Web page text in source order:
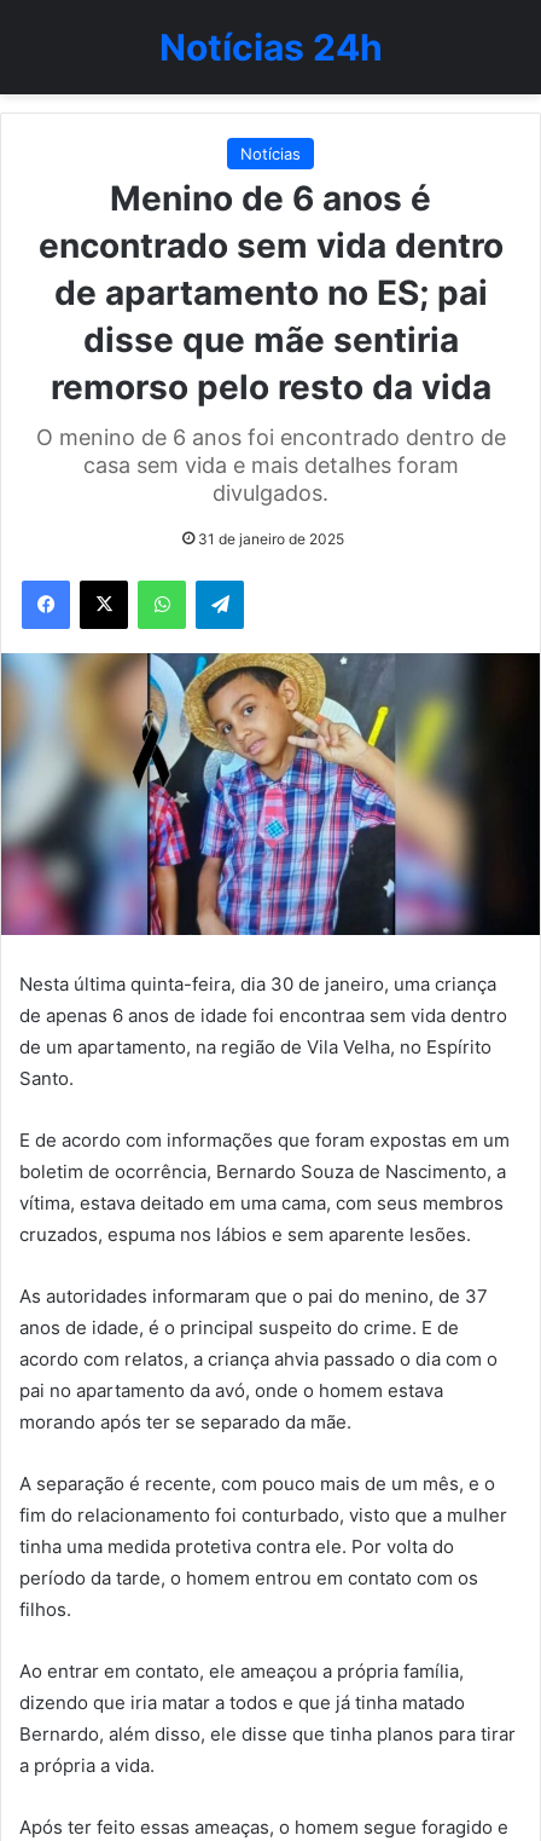
Notícias 24h
Notícias
Menino de 6 anos é
encontrado sem vida dentro
de apartamento no ES; pai
disse que mãe sentiria
remorso pelo resto da vida
O menino de 6 anos foi encontrado dentro de
casa sem vida e mais detalhes foram
divulgados.
31 de janeiro de 2025
WhatsAppTelegram
Nesta última quinta-feira, dia 30 de janeiro, uma criança
de apenas 6 anos de idade foi encontraa sem vida dentro
de um apartamento, na região de Vila Velha, no Espírito
Santo.
E de acordo com informações que foram expostas em um
boletim de ocorrência, Bernardo Souza de Nascimento, a
vítima, estava deitado em uma cama, com seus membros
cruzados, espuma nos lábios e sem aparente lesões.
As autoridades informaram que o pai do menino, de 37
anos de idade, é o principal suspeito do crime. E de
acordo com relatos, a criança ahvia passado o dia com o
pai no apartamento da avó, onde o homem estava
morando após ter se separado da mãe.
A separação é recente, com pouco mais de um mês, e o
fim do relacionamento foi conturbado, visto que a mulher
tinha uma medida protetiva contra ele. Por volta do
período da tarde, o homem entrou em contato com os
filhos.
Ao entrar em contato, ele ameaçou a própria família,
dizendo que iria matar a todos e que já tinha matado
Bernardo, além disso, ele disse que tinha planos para tirar
a própria a vida.
Após ter feito essas ameaças, o homem segue foragido e